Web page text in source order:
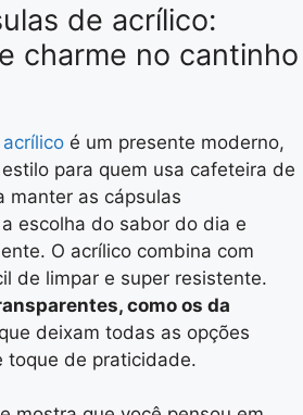
de acrílico:
charme no cantinho
é um presente moderno,
para quem usa cafeteira de
manter as cápsulas
escolha do sabor do dia e
O acrílico combina com
de limpar e super resistente.
como os da
deixam todas as opções
toque de praticidade.